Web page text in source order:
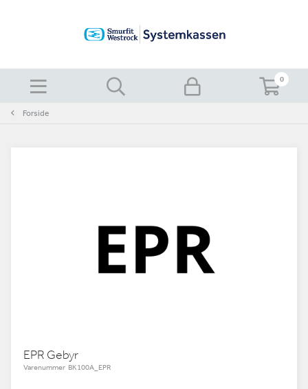
0
Forside
EPR Gebyr
Varenummer BK100A_EPR